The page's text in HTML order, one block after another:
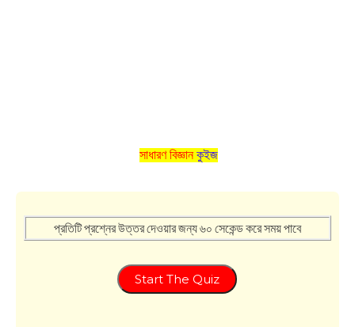
সাধারণ বিজ্ঞানকুইজ
প্রতিটি প্রশ্নের উত্তর দেওয়ার জন্য ৬০ সেকেন্ড করে সময় পাবে
Start The Quiz